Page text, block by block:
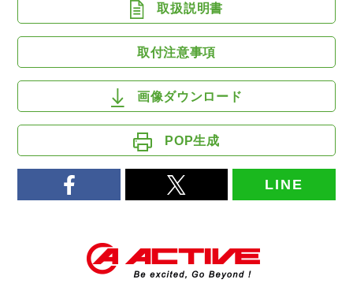
取扱説明書
取付注意事項
画像ダウンロード
POP生成
LINE